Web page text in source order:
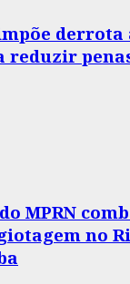
derrota
reduzir
MPRN
no